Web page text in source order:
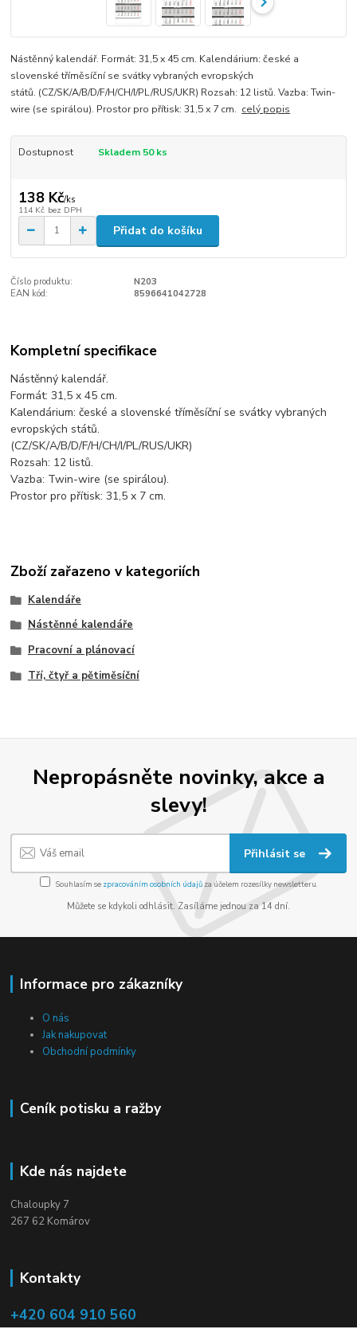
Nástěnný kalendář. Formát: 31,5 x 45 cm. Kalendárium: české a
slovenské tříměsíční se svátky vybraných evropských
států. (CZ/SK/A/B/D/F/H/CH/I/PL/RUS/UKR) Rozsah: 12 listů. Vazba: Twin-
wire (se spirálou). Prostor pro přítisk: 31,5 x 7 cm. celý popis
Dostupnost Skladem 50 ks
138 Kč/ks
114 Kč bez DPH
Přidat do košíku
Číslo produktu:
N203
EAN kód:
8596641042728
Kompletní specifikace
Nástěnný kalendář.
Formát: 31,5 x 45 cm.
Kalendárium: české a slovenské tříměsíční se svátky vybraných
evropských států.
(CZ/SK/A/B/D/F/H/CH/I/PL/RUS/UKR)
Rozsah: 12 listů.
Vazba: Twin-wire (se spirálou).
Prostor pro přítisk: 31,5 x 7 cm.
Zboží zařazeno v kategoriích
Kalendáře
Nástěnné kalendáře
Pracovní a plánovací
Tří, čtyř a pětiměsíční
Nepropásněte novinky, akce a
slevy!
Přihlásit se
Souhlasím se zpracováním osobních údajůza účelem rozesílky newsletteru.
Můžete se kdykoli odhlásit. Zasíláme jednou za 14 dní.
Informace pro zákazníky
O nás
Jak nakupovat
Obchodní podmínky
Ceník potisku a ražby
Kde nás najdete
Chaloupky 7
267 62 Komárov
Kontakty
+420 604 910 560